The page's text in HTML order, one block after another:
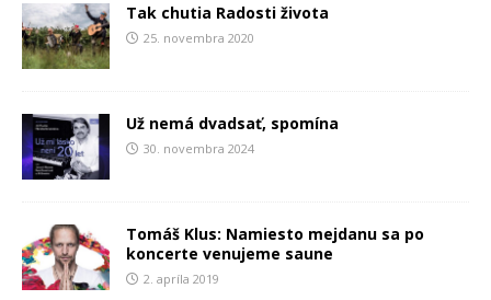
Tak chutia Radosti života
25. novembra 2020
Už nemá dvadsať, spomína
30. novembra 2024
Tomáš Klus: Namiesto mejdanu sa po
koncerte venujeme saune
2. apríla 2019